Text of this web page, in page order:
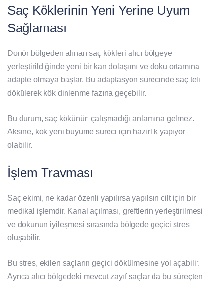
Saç Köklerinin Yeni Yerine Uyum
Sağlaması
Donör bölgeden alınan saç kökleri alıcı bölgeye
yerleştirildiğinde yeni bir kan dolaşımı ve doku ortamına
adapte olmaya başlar. Bu adaptasyon sürecinde saç teli
dökülerek kök dinlenme fazına geçebilir.
Bu durum, saç kökünün çalışmadığı anlamına gelmez.
Aksine, kök yeni büyüme süreci için hazırlık yapıyor
olabilir.
İşlem Travması
Saç ekimi, ne kadar özenli yapılırsa yapılsın cilt için bir
medikal işlemdir. Kanal açılması, greftlerin yerleştirilmesi
ve dokunun iyileşmesi sırasında bölgede geçici stres
oluşabilir.
Bu stres, ekilen saçların geçici dökülmesine yol açabilir.
Ayrıca alıcı bölgedeki mevcut zayıf saçlar da bu süreçten